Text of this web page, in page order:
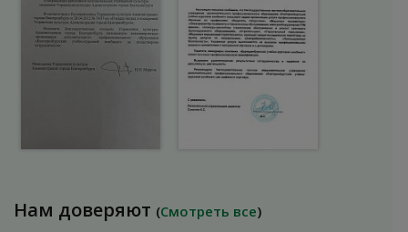
Нам доверяют (Смотреть все)